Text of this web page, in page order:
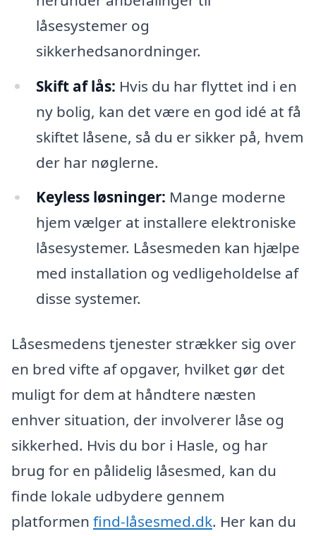
låsesystemer og
sikkerhedsanordninger.
Skift af lås: Hvis du har flyttet ind i en
ny bolig, kan det være en god idé at få
skiftet låsene, så du er sikker på, hvem
der har nøglerne.
Keyless løsninger: Mange moderne
hjem vælger at installere elektroniske
låsesystemer. Låsesmeden kan hjælpe
med installation og vedligeholdelse af
disse systemer.
Låsesmedens tjenester strækker sig over
en bred vifte af opgaver, hvilket gør det
muligt for dem at håndtere næsten
enhver situation, der involverer låse og
sikkerhed. Hvis du bor i Hasle, og har
brug for en pålidelig låsesmed, kan du
finde lokale udbydere gennem
platformen find-låsesmed.dk. Her kan du